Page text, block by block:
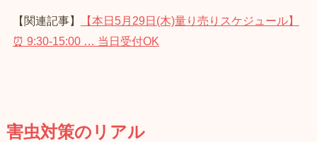
【関連記事】
【本日5月29日(木)量り売りスケジュール】
⏰ 9:30‑15:00 … 当日受付OK
害虫対策のリアル